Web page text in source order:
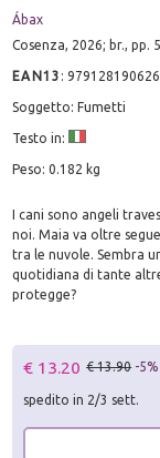
Ábax
Cosenza, 2026; br., pp.
EAN13 :
Soggetto: Fumetti
Testo in:
Peso: 0.182 kg
I cani sono angeli
noi. Maia va oltre
tra le nuvole. Sembra
quotidiana di tante
protegge?
€ 13.20 € 13.90 -5%
spedito in 2/3 sett.